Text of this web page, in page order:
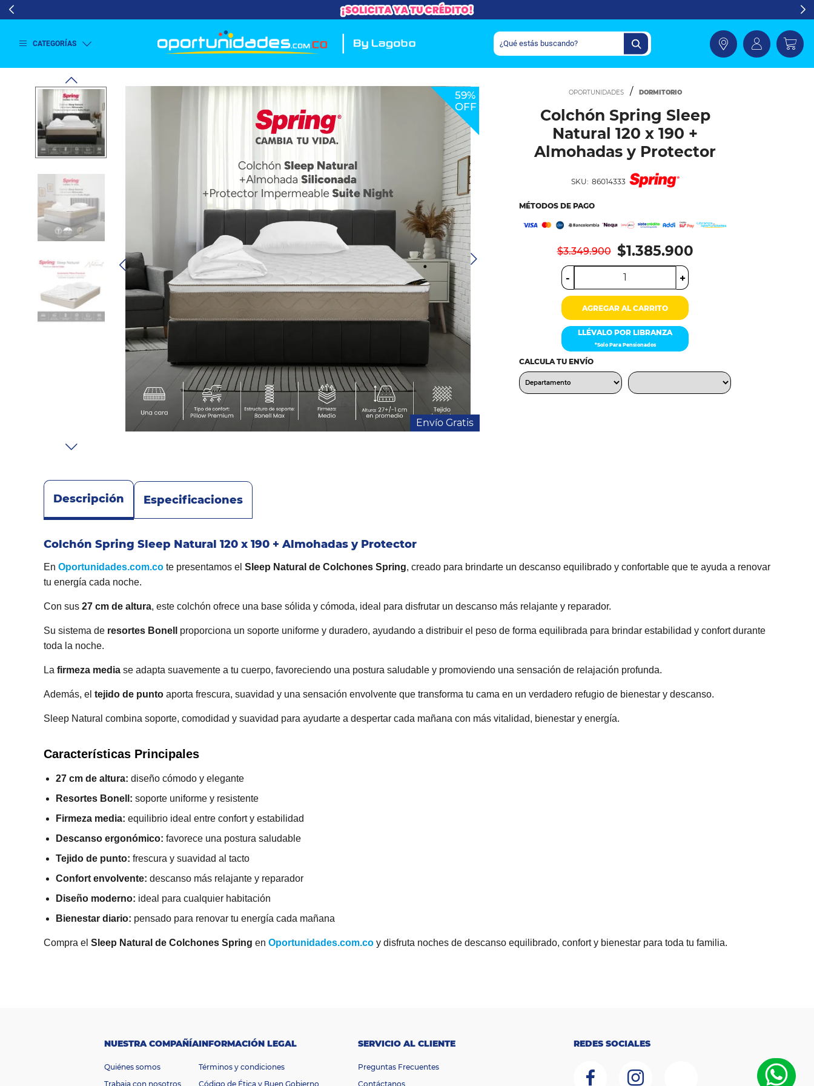
CATEGORÍAS
Lavado
Secado
Refrigeración
Refrigeración
Comercial
Aire y
Climatización
Colchones
Cocina
Tecnología
Sonido
Herramientas
Cuidado
59%
OFF
Envío Gratis
DORMITORIO
Colchón Spring Sleep
Natural 120 x 190 +
Almohadas y Protector
SKU: 86014333
MÉTODOS DE PAGO
$3.349.900 $1.385.900
- +
AGREGAR AL CARRITO
LLÉVALO POR LIBRANZA
*Solo Para Pensionados
CALCULA TU ENVÍO
Descripción Especificaciones
Colchón Spring Sleep Natural 120 x 190 + Almohadas y Protector
En Oportunidades.com.co te presentamos el Sleep Natural de Colchones Spring, creado para brindarte un descanso equilibrado y confortable que te ayuda a renovar
tu energía cada noche.
Con sus 27 cm de altura, este colchón ofrece una base sólida y cómoda, ideal para disfrutar un descanso más relajante y reparador.
Su sistema de resortes Bonell
proporciona un soporte uniforme y duradero, ayudando a distribuir el peso de forma equilibrada para brindar estabilidad y confort durante
toda la noche.
La firmeza media se adapta suavemente a tu cuerpo, favoreciendo una postura saludable y promoviendo una sensación de relajación profunda.
Además, el tejido de punto aporta frescura, suavidad y una sensación envolvente que transforma tu cama en un verdadero refugio de bienestar y descanso.
Sleep Natural combina soporte, comodidad y suavidad para ayudarte a despertar cada mañana con más vitalidad, bienestar y energía.
Características Principales
27 cm de altura: diseño cómodo y elegante
Resortes Bonell: soporte uniforme y resistente
Firmeza media: equilibrio ideal entre confort y estabilidad
Descanso ergonómico: favorece una postura saludable
Tejido de punto: frescura y suavidad al tacto
Confort envolvente: descanso más relajante y reparador
Diseño moderno: ideal para cualquier habitación
Bienestar diario: pensado para renovar tu energía cada mañana
Compra el Sleep Natural de Colchones Spring en Oportunidades.com.co y disfruta noches de descanso equilibrado, confort y bienestar para toda tu familia.
$1.000.000 -
$2.000.000
NUESTRA COMPAÑÍA
Quiénes somos
Trabaja con nosotros
INFORMACIÓN LEGAL
Términos y condiciones
Código de Ética y Buen Gobierno
SERVICIO AL CLIENTE
Preguntas Frecuentes
Contáctanos
REDES SOCIALES